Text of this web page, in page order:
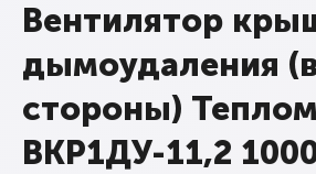
Вентилятор
дымоудаления
стороны)
ВКР1ДУ-11,2